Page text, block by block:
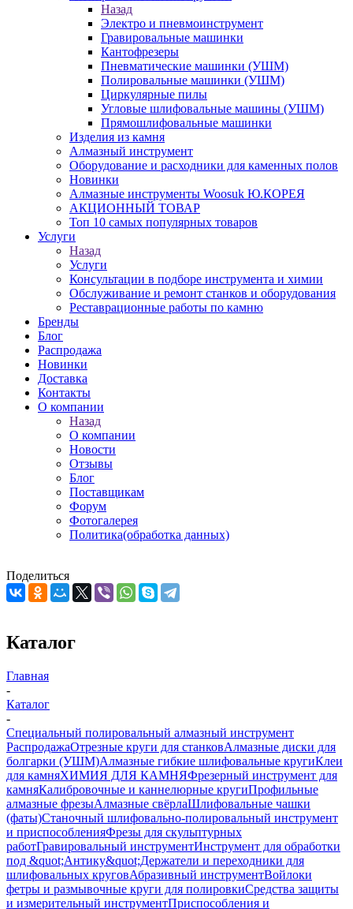
Назад
Электро и пневмоинструмент
Гравировальные машинки
Кантофрезеры
Пневматические машинки (УШМ)
Полировальные машинки (УШМ)
Циркулярные пилы
Угловые шлифовальные машины (УШМ)
Прямошлифовальные машинки
Изделия из камня
Алмазный инструмент
Оборудование и расходники для каменных полов
Новинки
Алмазные инструменты Woosuk Ю.КОРЕЯ
АКЦИОННЫЙ ТОВАР
Топ 10 самых популярных товаров
Услуги
Назад
Услуги
Консультации в подборе инструмента и химии
Обслуживание и ремонт станков и оборудования
Реставрационные работы по камню
Бренды
Блог
Распродажа
Новинки
Доставка
Контакты
О компании
Назад
О компании
Новости
Отзывы
Блог
Поставщикам
Форум
Фотогалерея
Политика(обработка данных)
Поделиться
Каталог
Главная
-
Каталог
-
Специальный полировальный алмазный инструмент
РаспродажаОтрезные круги для станковАлмазные диски для
болгарки (УШМ)Алмазные гибкие шлифовальные кругиКлеи
для камняХИМИЯ ДЛЯ КАМНЯФрезерный инструмент для
камняКалибровочные и каннелюрные кругиПрофильные
алмазные фрезыАлмазные свёрлаШлифовальные чашки
(фаты)Станочный шлифовально-полировальный инструмент
и приспособленияФрезы для скульптурных
работГравировальный инструментИнструмент для обработки
под &quot;Антику&quot;Держатели и переходники для
шлифовальных круговАбразивный инструментВойлоки
фетры и размывочные круги для полировкиСредства защиты
и измерительный инструментПриспособления и